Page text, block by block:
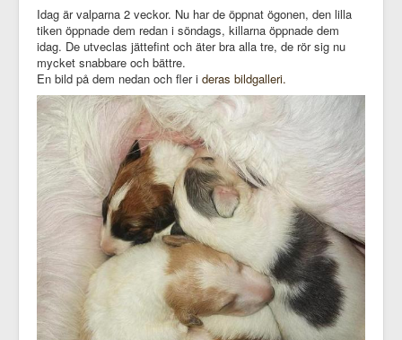
Idag är valparna 2 veckor. Nu har de öppnat ögonen, den lilla
tiken öppnade dem redan i söndags, killarna öppnade dem
idag. De utveclas jättefint och äter bra alla tre, de rör sig nu
mycket snabbare och bättre.
En bild på dem nedan och fler i deras bildgalleri.